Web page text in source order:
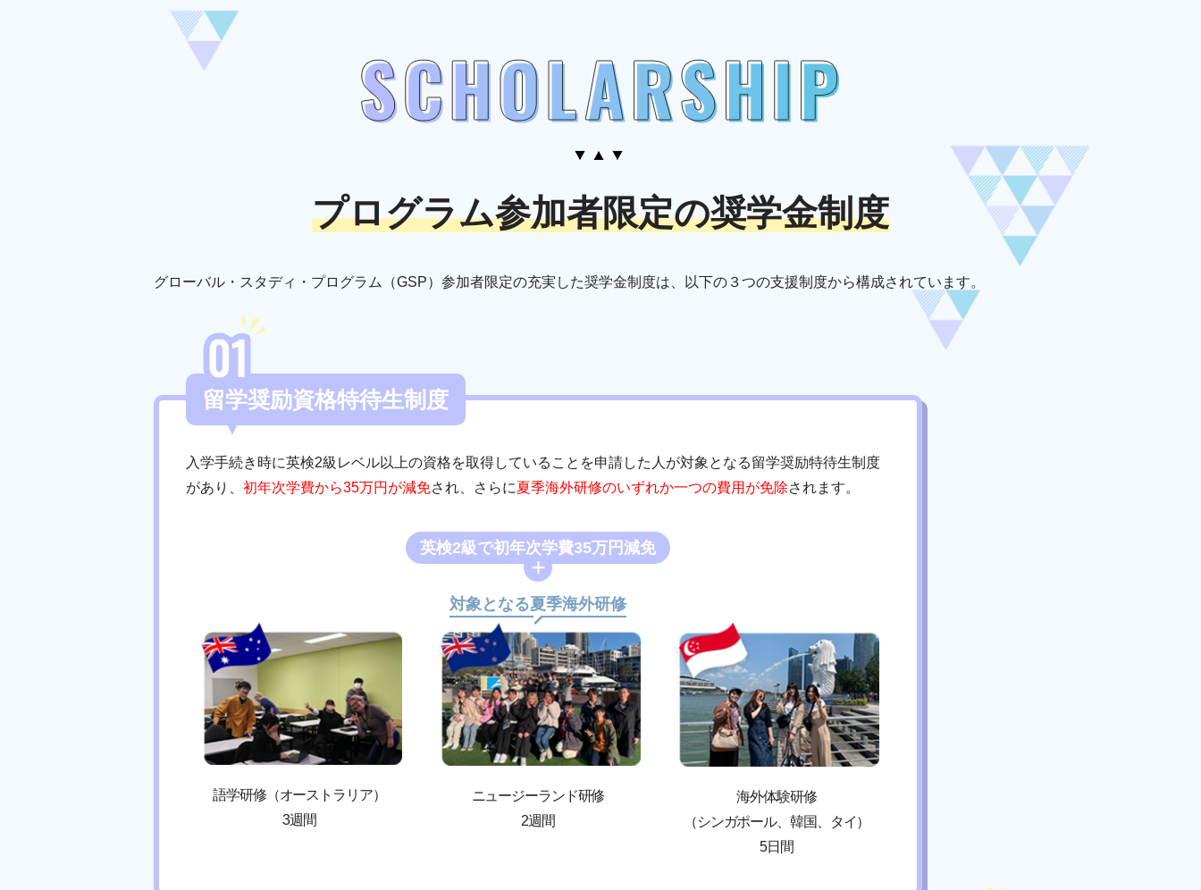
プログラム参加者限定の奨学金制度
グローバル・スタディ・プログラム（GSP）参加者限定の充実した奨学金制度は、以下の３つの支援制度から構成されています。
留学奨励資格特待生制度
入学手続き時に英検2級レベル以上の資格を取得していることを申請した人が対象となる留学奨励特待生制度
があり、 初年次学費から35万円が減免され、さらに夏季海外研修のいずれか一つの費用が免除されます。
英検2級で初年次学費35万円減免
対象となる夏季海外研修
語学研修（オーストラリア）
3週間
ニュージーランド研修
2週間
海外体験研修
（シンガポール、韓国、タイ）
5日間